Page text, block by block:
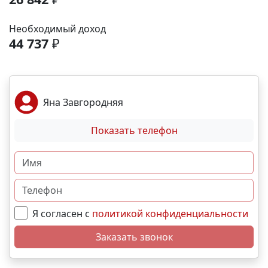
-12 минут. Выгодные условия покупки:
Беспроцентная рассрочка от застройщика;
Семейная, военная ,IT- ипотека; Материнский
нами прямо сейчас и мы подберем лучший вариант
именно для вас! N4154
Необходимый доход
44 737 ₽
Яна Завгородняя
Показать телефон
Я согласен с политикой конфиденциальности
Заказать звонок